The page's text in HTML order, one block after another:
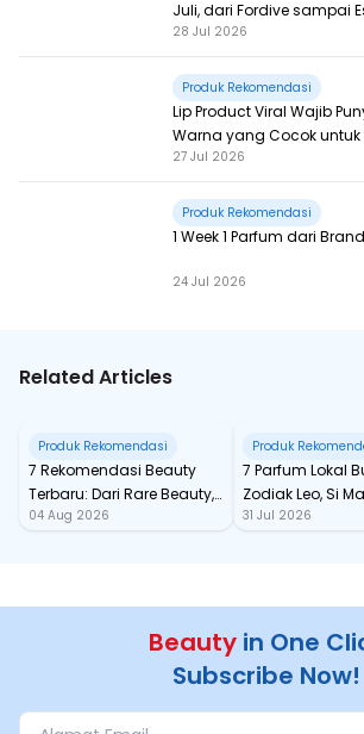
Juli, dari Fordive sampai
28 Jul 2026
Produk Rekomendasi
Lip Product Viral Wajib
Warna yang Cocok untuk
27 Jul 2026
Produk Rekomendasi
1 Week 1 Parfum dari
24 Jul 2026
Related Articles
Produk Rekomendasi
7 Rekomendasi Beauty
Terbaru: Dari Rare Beauty,
Sampai Rhode Skin, Super
04 Aug 2026
Produk
7 Parfum Lokal
Zodiak Leo, Si
Character yang
31 Jul 2026
Beauty in One
Subscribe Now!